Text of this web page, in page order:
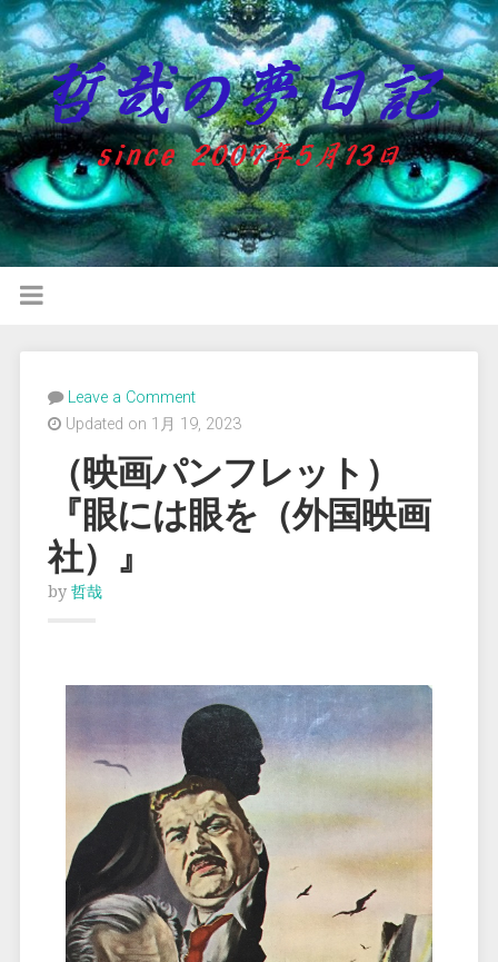
Leave a Comment
Updated on 1月 19, 2023
（映画パンフレット）
『眼には眼を（外国映画
社）』
by 哲哉